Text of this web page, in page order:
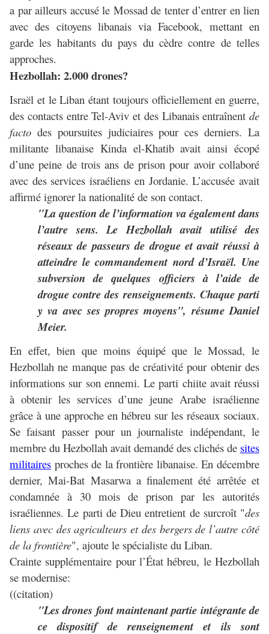
a par ailleurs accusé le Mossad de tenter d’entrer en lien
avec des citoyens libanais via Facebook, mettant en
garde les habitants du pays du cèdre contre de telles
approches.
Hezbollah: 2.000 drones?
Israël et le Liban étant toujours officiellement en guerre,
des contacts entre Tel-Aviv et des Libanais entraînent de
facto des poursuites judiciaires pour ces derniers. La
militante libanaise Kinda el-Khatib avait ainsi écopé
d’une peine de trois ans de prison pour avoir collaboré
avec des services israéliens en Jordanie. L’accusée avait
affirmé ignorer la nationalité de son contact.
"La question de l’information va également dans
l’autre sens. Le Hezbollah avait utilisé des
réseaux de passeurs de drogue et avait réussi à
atteindre le commandement nord d’Israël. Une
subversion de quelques officiers à l’aide de
drogue contre des renseignements. Chaque parti
y va avec ses propres moyens", résume Daniel
Meier.
En effet, bien que moins équipé que le Mossad, le
Hezbollah ne manque pas de créativité pour obtenir des
informations sur son ennemi. Le parti chiite avait réussi
à obtenir les services d’une jeune Arabe israélienne
grâce à une approche en hébreu sur les réseaux sociaux.
Se faisant passer pour un journaliste indépendant, le
membre du Hezbollah avait demandé des clichés de sites
militaires proches de la frontière libanaise. En décembre
dernier, Mai-Bat Masarwa a finalement été arrêtée et
condamnée à 30 mois de prison par les autorités
israéliennes. Le parti de Dieu entretient de surcroît "des
liens avec des agriculteurs et des bergers de l’autre côté
de la frontière", ajoute le spécialiste du Liban.
Crainte supplémentaire pour l’État hébreu, le Hezbollah
se modernise:
((citation)
"Les drones font maintenant partie intégrante de
ce dispositif de renseignement et ils sont